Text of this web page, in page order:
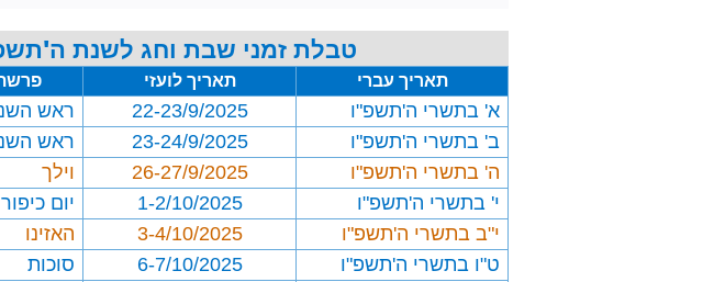
טבלת זמני שבת וחג לשנת
תאריך עברי תאריך לועזי
א' בתשרי ה'תשפ"ו 22-23/9/2025 ראש
ב' בתשרי ה'תשפ"ו
23-24/9/2025 ראש
ה' בתשרי ה'תשפ"ו
26-27/9/2025 וילך
י' בתשרי ה'תשפ"ו
1-2/10/2025 יום כיפור
י"ב בתשרי ה'תשפ"ו
3-4/10/2025 האזינו
ט"ו בתשרי ה'תשפ"ו
6-7/10/2025 סוכות